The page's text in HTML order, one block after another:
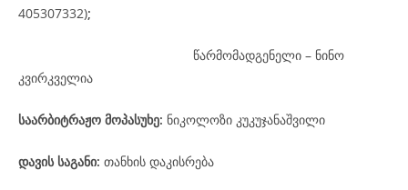
405307332);
წარმომადგენელი – ნინო
კვირკველია
საარბიტრაჟო მოპასუხე: ნიკოლოზი კუკუჯანაშვილი
დავის საგანი: თანხის დაკისრება